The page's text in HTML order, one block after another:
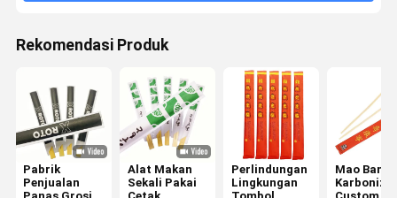
Rekomendasi Produk
Pabrik
Penjualan
Alat Makan
Sekali Pakai
Perlindungan
Lingkungan
Mao